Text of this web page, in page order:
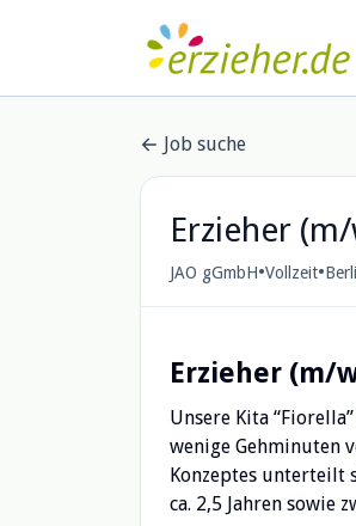
Job suche
Erzieher
JAO gGmbH•Vollzeit•
Erzieher (m/
Unsere Kita
wenige Gehminuten
Konzeptes unterteilt
ca. 2,5 Jahren sowie